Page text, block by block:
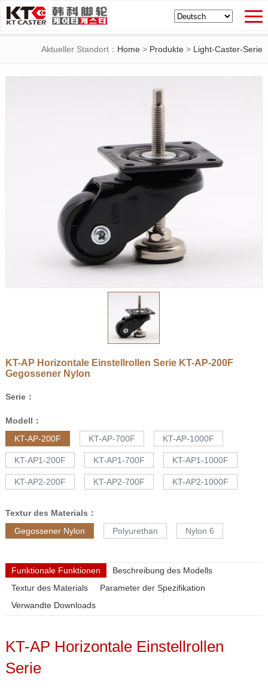
Aktueller Standort： Home > Produkte > Light-Caster-Serie
KT-AP Horizontale Einstellrollen Serie KT-AP-200F
Gegossener Nylon
Serie：
Modell：
KT-AP-200F
KT-AP-700F KT-AP-1000F
KT-AP1-200F KT-AP1-700F KT-AP1-1000F
KT-AP2-200F KT-AP2-700F KT-AP2-1000F
Textur des Materials：
Gegossener Nylon
Polyurethan Nylon 6
Funktionale Funktionen
Beschreibung des Modells
Textur des Materials
Parameter der Spezifikation
Verwandte Downloads
KT-AP Horizontale Einstellrollen
Serie